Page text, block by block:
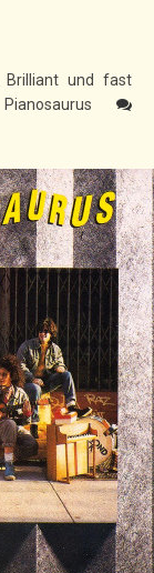
Brilliant und fast
Pianosaurus